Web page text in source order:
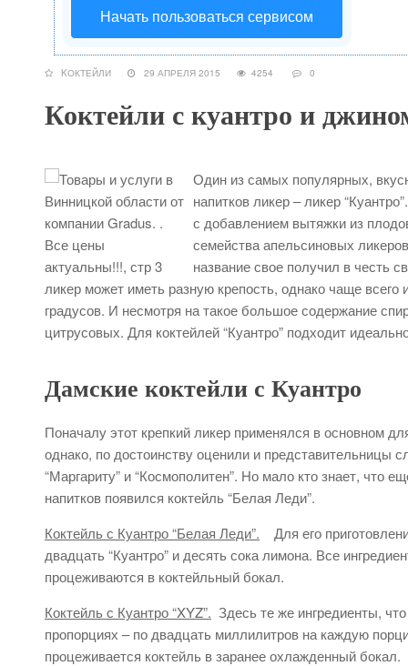
Начать пользоваться сервисом
KОКТЕЙЛИ 29 АПРЕЛЯ 2015 4254 0
Коктейли с куантро и
Один из самых популярных,
напитков ликер – ликер
с добавлением вытяжки из
семейства апельсиновых
название свое получил в честь
ликер может иметь разную крепость, однако чаще всего
градусов. И несмотря на такое большое содержание
цитрусовых. Для коктейлей “Куантро” подходит
Дамские коктейли с Куантро
Поначалу этот крепкий ликер применялся в основном
однако, по достоинству оценили и представительницы
“Маргариту” и “Космополитен”. Но мало кто знает, что
напитков появился коктейль “Белая Леди”.
Коктейль с Куантро “Белая Леди”. Для его
двадцать “Куантро” и десять сока лимона. Все
процеживаются в коктейльный бокал.
Коктейль с Куантро “XYZ”. Здесь те же ингредиенты,
пропорциях – по двадцать миллилитров на каждую
процеживается коктейль в заранее охлажденный бокал.